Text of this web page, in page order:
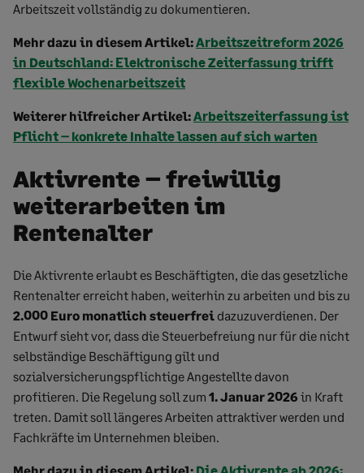
Arbeitszeit vollständig zu dokumentieren.
Mehr dazu in diesem Artikel:Arbeitszeitreform 2026
in Deutschland: Elektronische Zeiterfassung trifft
flexible Wochenarbeitszeit
Weiterer hilfreicher Artikel:Arbeitszeiterfassung ist
Pflicht – konkrete Inhalte lassen auf sich warten
Aktivrente – freiwillig
weiterarbeiten im
Rentenalter
Die Aktivrente erlaubt es Beschäftigten, die das gesetzliche
Rentenalter erreicht haben, weiterhin zu arbeiten und bis zu
2.000 Euro monatlich steuerfrei dazuzuverdienen. Der
Entwurf sieht vor, dass die Steuerbefreiung nur für die nicht
selbständige Beschäftigung gilt und
sozialversicherungspflichtige Angestellte davon
profitieren. Die Regelung soll zum 1. Januar 2026 in Kraft
treten. Damit soll längeres Arbeiten attraktiver werden und
Fachkräfte im Unternehmen bleiben.